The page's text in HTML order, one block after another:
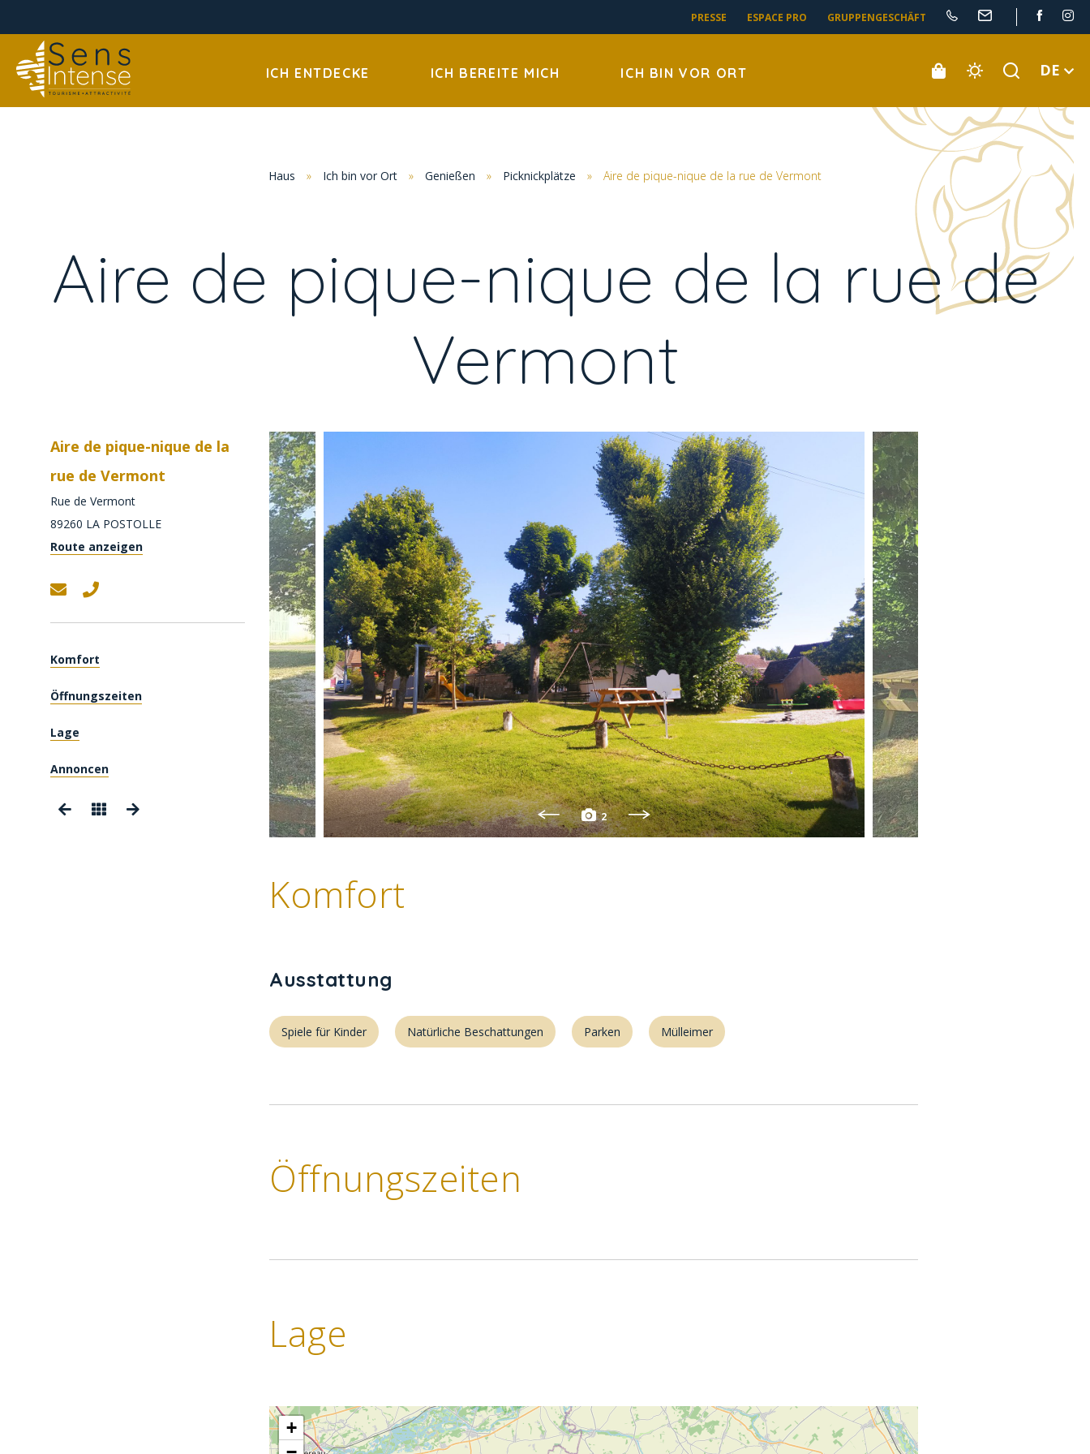
PRESSE ESPACE PRO GRUPPENGESCHÄFT
ICH ENTDECKE ICH BEREITE MICH ICH BIN VOR ORT DE
Haus » Ich bin vor Ort » Genießen » Picknickplätze » Aire de pique-nique de la rue de Vermont
Aire de pique-nique de la rue de
Vermont
Aire de pique-nique de la
rue de Vermont
Rue de Vermont
89260 LA POSTOLLE
Route anzeigen
Komfort
Öffnungszeiten
Lage
Annoncen
2
Komfort
Ausstattung
Spiele für Kinder Natürliche Beschattungen Parken Mülleimer
Öffnungszeiten
Lage
+